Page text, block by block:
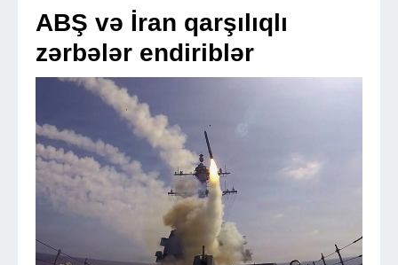
ABŞ və İran qarşılıqlı
zərbələr endiriblər